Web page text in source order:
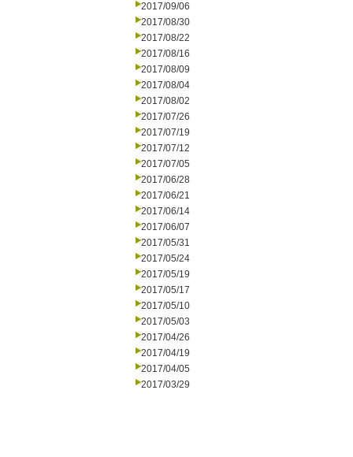
2017/09/06
2017/08/30
2017/08/22
2017/08/16
2017/08/09
2017/08/04
2017/08/02
2017/07/26
2017/07/19
2017/07/12
2017/07/05
2017/06/28
2017/06/21
2017/06/14
2017/06/07
2017/05/31
2017/05/24
2017/05/19
2017/05/17
2017/05/10
2017/05/03
2017/04/26
2017/04/19
2017/04/05
2017/03/29